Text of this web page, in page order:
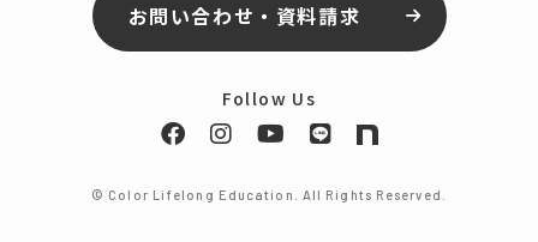
お問い合わせ・資料請求
Follow Us
© Color Lifelong Education. All Rights Reserved.